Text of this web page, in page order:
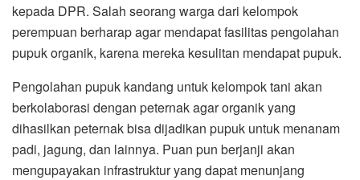
kepada DPR. Salah seorang warga dari kelompok
perempuan berharap agar mendapat fasilitas pengolahan
pupuk organik, karena mereka kesulitan mendapat pupuk.
Pengolahan pupuk kandang untuk kelompok tani akan
berkolaborasi dengan peternak agar organik yang
dihasilkan peternak bisa dijadikan pupuk untuk menanam
padi, jagung, dan lainnya. Puan pun berjanji akan
mengupayakan infrastruktur yang dapat menunjang